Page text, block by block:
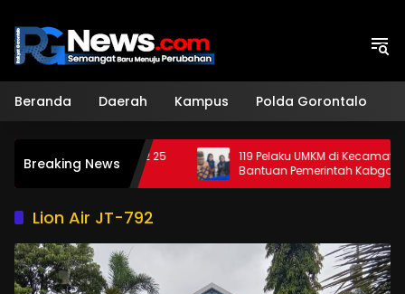
konten
Beranda Daerah Kampus Polda Gorontalo
Breaking News
Diskon BPP S2 25
119 Pelaku UMKM di Kecamatan Dapat
Bantuan Pemerintah Kabgor
Lion Air JT-792